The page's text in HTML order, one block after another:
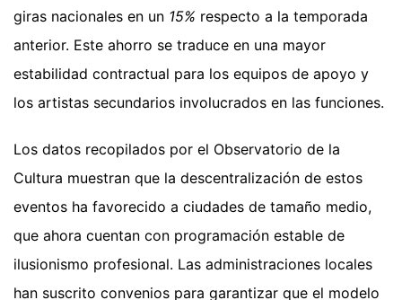
giras nacionales en un 15% respecto a la temporada
anterior. Este ahorro se traduce en una mayor
estabilidad contractual para los equipos de apoyo y
los artistas secundarios involucrados en las funciones.
Los datos recopilados por el Observatorio de la
Cultura muestran que la descentralización de estos
eventos ha favorecido a ciudades de tamaño medio,
que ahora cuentan con programación estable de
ilusionismo profesional. Las administraciones locales
han suscrito convenios para garantizar que el modelo